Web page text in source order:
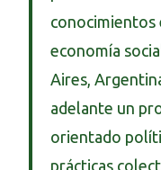
conocimientos
economía
Aires,
adelante un
orientado
prácticas